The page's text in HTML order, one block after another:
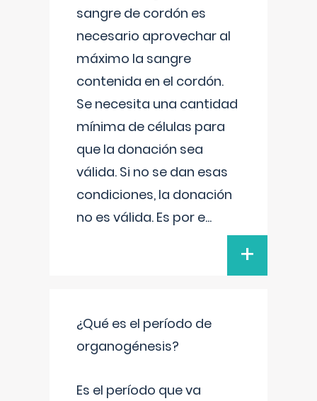
sangre de cordón es
necesario aprovechar al
máximo la sangre
contenida en el cordón.
Se necesita una cantidad
mínima de células para
que la donación sea
válida. Si no se dan esas
condiciones, la donación
no es válida. Es por e...
+
¿Qué es el período de
organogénesis?
Es el período que va